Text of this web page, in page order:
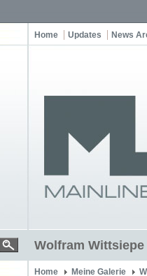
Home Updates News
Wolfram Wittsiepe
Home Meine Galerie